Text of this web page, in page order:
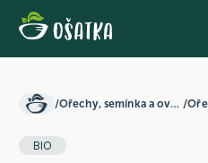
/ Ořechy, semínka a ovoce /
BIO